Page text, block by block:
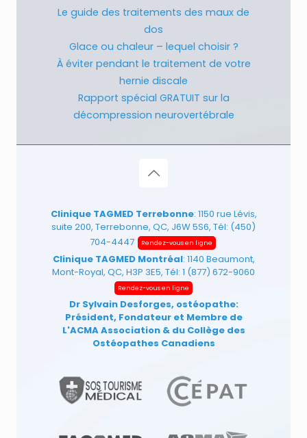
Le guide des traitements des maux de
dos
Glace ou chaleur – lequel choisir ?
À éviter pendant le traitement de votre
hernie discale
Rapport spécial GRATUIT sur la
décompression neurovertébrale
Clinique TAGMED Terrebonne: 1150 rue Lévis,
suite 200, Terrebonne, QC, J6W 5S6, Tél: (450)
704-4447
Rendez-vous en ligne
Clinique TAGMED Montréal: 1140 Beaumont,
Mont-Royal, QC, H3P 3E5, Tél: 1 (877) 672-9060
Rendez-vous en ligne
Dr Sylvain Desforges, ostéopathe:
Président, Fondateur et Membre de
L'ACMA Association & du Collège des
Ostéopathes Canadiens